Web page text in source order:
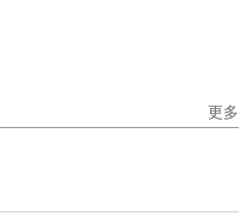
更多